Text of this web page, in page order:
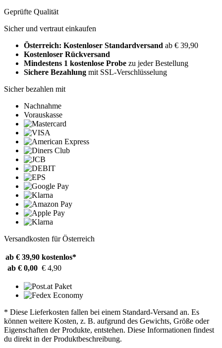
Geprüfte Qualität
Sicher und vertraut einkaufen
Österreich: Kostenloser Standardversand ab € 39,90
Kostenloser Rückversand
Mindestens 1 kostenlose Probe zu jeder Bestellung
Sichere Bezahlung mit SSL-Verschlüsselung
Sicher bezahlen mit
Nachnahme
Vorauskasse
Versandkosten für Österreich
ab € 39,90 kostenlos*
ab € 0,00 € 4,90
* Diese Lieferkosten fallen bei einem Standard-Versand an. Es
können weitere Kosten, z. B. aufgrund des Gewichts, Größe oder
Eigenschaften der Produkte, entstehen. Diese Informationen findest
du direkt in der Produktbeschreibung.